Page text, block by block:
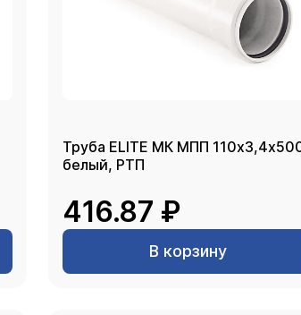
Труба ELITE МК МПП
белый, РТП
416.87 ₽
В корзину